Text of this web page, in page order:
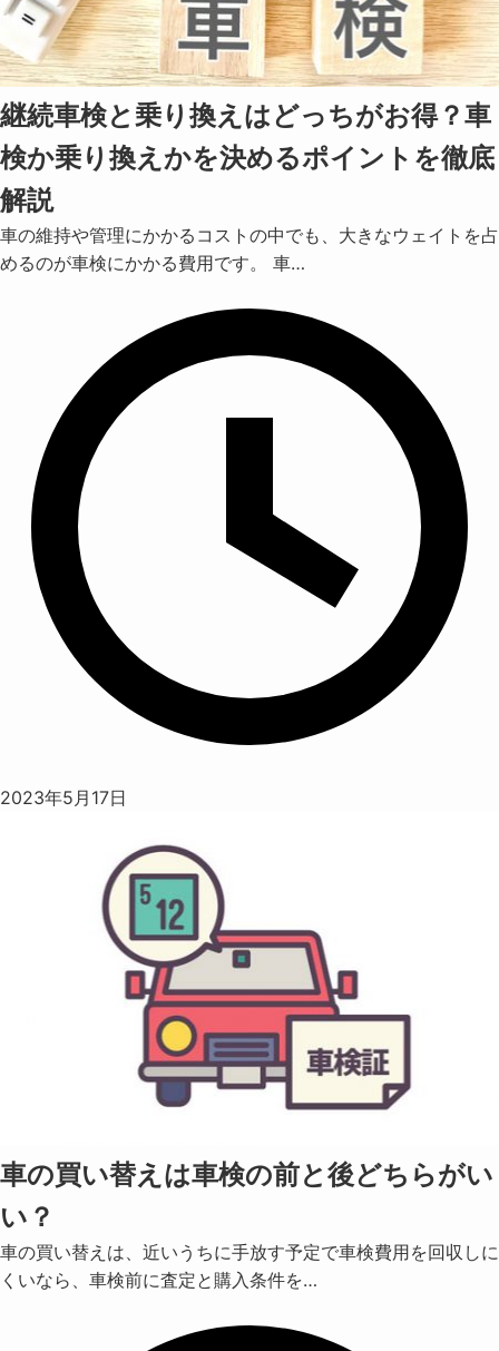
継続車検と乗り換えはどっちがお得？車
検か乗り換えかを決めるポイントを徹底
解説
車の維持や管理にかかるコストの中でも、大きなウェイトを占
めるのが車検にかかる費用です。 車…
2023年5月17日
車の買い替えは車検の前と後どちらがい
い？
車の買い替えは、近いうちに手放す予定で車検費用を回収しに
くいなら、車検前に査定と購入条件を…